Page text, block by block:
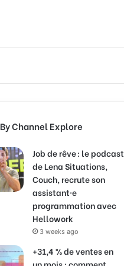
By Channel Explore
Job de rêve : le podcast
de Lena Situations,
Couch, recrute son
assistant·e
programmation avec
Hellowork
3 weeks ago
+31,4 % de ventes en